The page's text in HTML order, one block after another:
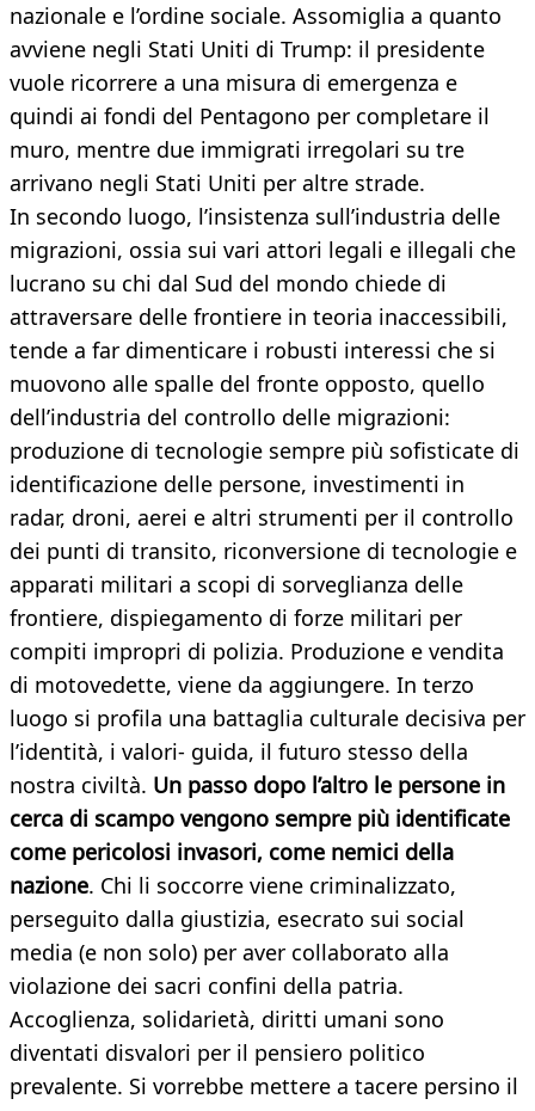
nazionale e l’ordine sociale. Assomiglia a quanto
avviene negli Stati Uniti di Trump: il presidente
vuole ricorrere a una misura di emergenza e
quindi ai fondi del Pentagono per completare il
muro, mentre due immigrati irregolari su tre
arrivano negli Stati Uniti per altre strade.
In secondo luogo, l’insistenza sull’industria delle
migrazioni, ossia sui vari attori legali e illegali che
lucrano su chi dal Sud del mondo chiede di
attraversare delle frontiere in teoria inaccessibili,
tende a far dimenticare i robusti interessi che si
muovono alle spalle del fronte opposto, quello
dell’industria del controllo delle migrazioni:
produzione di tecnologie sempre più sofisticate di
identificazione delle persone, investimenti in
radar, droni, aerei e altri strumenti per il controllo
dei punti di transito, riconversione di tecnologie e
apparati militari a scopi di sorveglianza delle
frontiere, dispiegamento di forze militari per
compiti impropri di polizia. Produzione e vendita
di motovedette, viene da aggiungere. In terzo
luogo si profila una battaglia culturale decisiva per
l’identità, i valori- guida, il futuro stesso della
nostra civiltà. Un passo dopo l’altro le persone in
cerca di scampo vengono sempre più identificate
come pericolosi invasori, come nemici della
nazione. Chi li soccorre viene criminalizzato,
perseguito dalla giustizia, esecrato sui social
media (e non solo) per aver collaborato alla
violazione dei sacri confini della patria.
Accoglienza, solidarietà, diritti umani sono
diventati disvalori per il pensiero politico
prevalente. Si vorrebbe mettere a tacere persino il